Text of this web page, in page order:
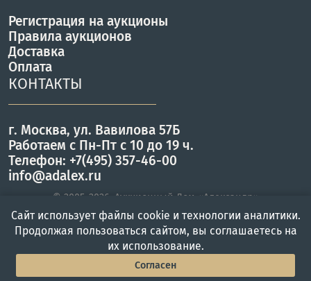
Регистрация на аукционы
Правила аукционов
Доставка
Оплата
КОНТАКТЫ
г. Москва, ул. Вавилова 57Б
Работаем с Пн-Пт с 10 до 19 ч.
Телефон: +7(495) 357-46-00
info@adalex.ru
© 2005–2026, Аукционный Дом «Александр»
Сайт использует файлы cookie и технологии аналитики.
Продолжая пользоваться сайтом, вы соглашаетесь на
их использование.
Согласен
Войти